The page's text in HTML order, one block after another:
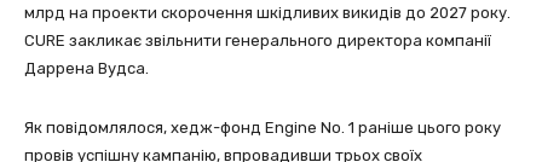
млрд на проекти скорочення шкідливих викидів до 2027 року.
CURE закликає звільнити генерального директора компанії
Даррена Вудса.
Як повідомлялося, хедж-фонд Engine No. 1 раніше цього року
провів успішну кампанію, впровадивши трьох своїх